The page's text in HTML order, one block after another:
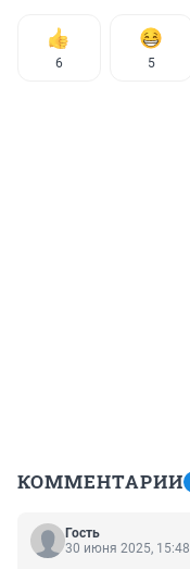
6 5
КОММЕНТАРИИ
Гость
30 июня 2025, 15:48